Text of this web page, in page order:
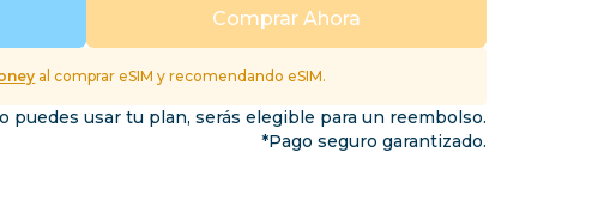
Destinos
Comprar Ahora
al comprar eSIM y recomendando eSIM.
puedes usar tu plan, serás elegible para un reembolso.
*Pago seguro garantizado.